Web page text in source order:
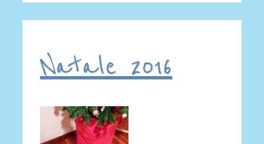
Natale 2016